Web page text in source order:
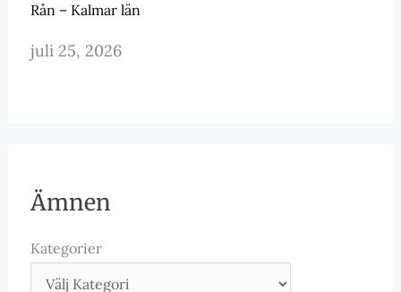
Rån – Kalmar län
juli 25, 2026
Ämnen
Kategorier